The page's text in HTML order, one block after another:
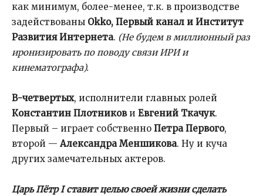
как минимум, более-менее, т.к. в производстве
задействованы Okko, Первый канал и Институт
Развития Интернета. (Не будем в миллионный раз
иронизировать по поводу связи ИРИ и
кинематографа).
В-четвертых, исполнители главных ролей
Константин Плотникови Евгений Ткачук.
Первый – играет собственно Петра Первого,
второй — Александра Меншикова. Ну и куча
других замечательных актеров.
Царь Пётр I ставит целью своей жизни сделать